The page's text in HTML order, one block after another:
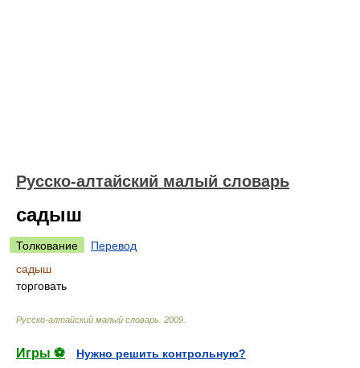
Русско-алтайский малый словарь
садыш
Толкование
Перевод
садыш
торговать
Русско-алтайский малый словарь 2009
Игры ⚽
Нужно решить контрольную?